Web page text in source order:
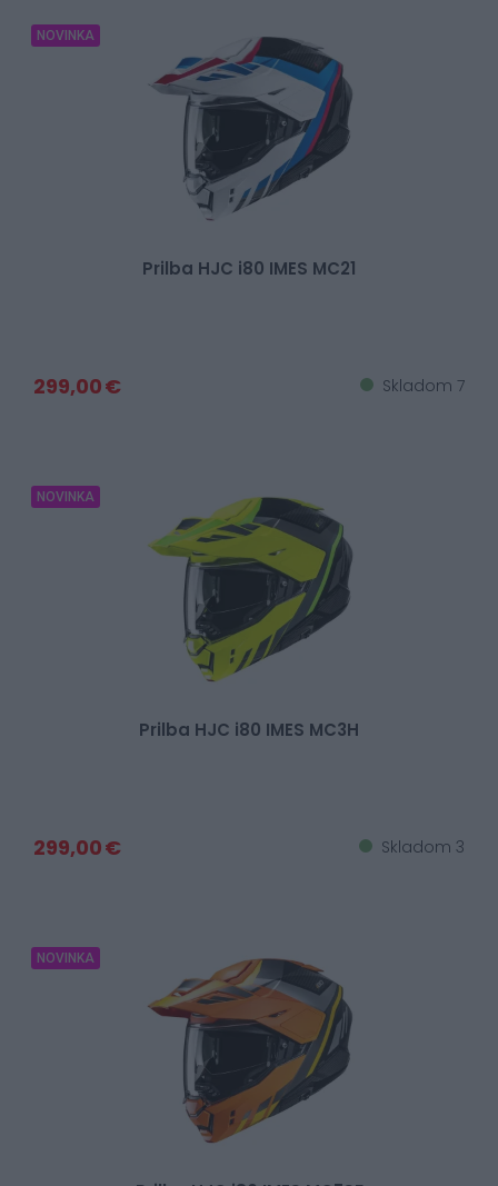
NOVINKA
Prilba HJC i80 IMES MC21
299,00 € Skladom 7
NOVINKA
Prilba HJC i80 IMES MC3H
299,00 € Skladom 3
NOVINKA